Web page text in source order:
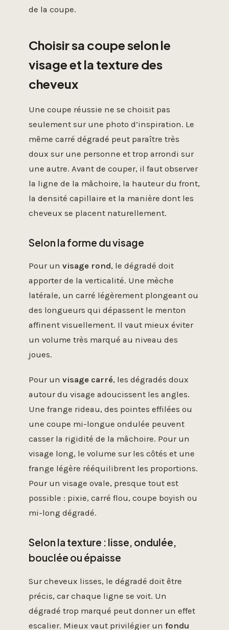
de la coupe.
Choisir sa coupe selon le
visage et la texture des
cheveux
Une coupe réussie ne se choisit pas
seulement sur une photo d’inspiration. Le
même carré dégradé peut paraître très
doux sur une personne et trop arrondi sur
une autre. Avant de couper, il faut observer
la ligne de la mâchoire, la hauteur du front,
la densité capillaire et la manière dont les
cheveux se placent naturellement.
Selon la forme du visage
Pour un visage rond, le dégradé doit
apporter de la verticalité. Une mèche
latérale, un carré légèrement plongeant ou
des longueurs qui dépassent le menton
affinent visuellement. Il vaut mieux éviter
un volume très marqué au niveau des
joues.
Pour un visage carré, les dégradés doux
autour du visage adoucissent les angles.
Une frange rideau, des pointes effilées ou
une coupe mi-longue ondulée peuvent
casser la rigidité de la mâchoire. Pour un
visage long, le volume sur les côtés et une
frange légère rééquilibrent les proportions.
Pour un visage ovale, presque tout est
possible : pixie, carré flou, coupe boyish ou
mi-long dégradé.
Selon la texture : lisse, ondulée,
bouclée ou épaisse
Sur cheveux lisses, le dégradé doit être
précis, car chaque ligne se voit. Un
dégradé trop marqué peut donner un effet
escalier. Mieux vaut privilégier un fondu